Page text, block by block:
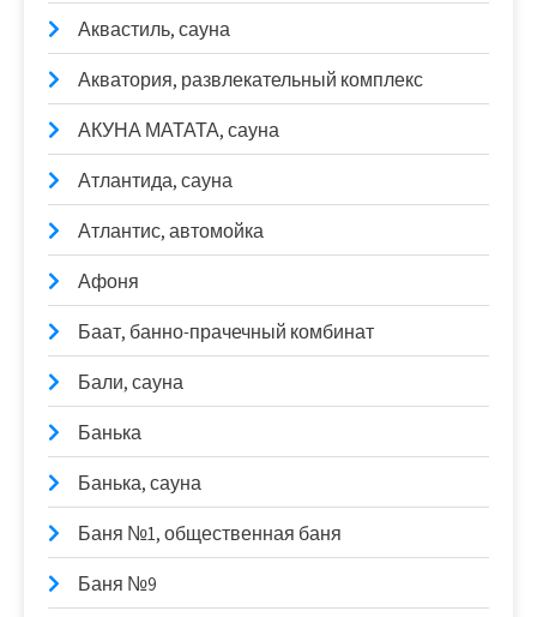
Аквастиль, сауна
Акватория, развлекательный комплекс
АКУНА МАТАТА, сауна
Атлантида, сауна
Атлантис, автомойка
Афоня
Баат, банно-прачечный комбинат
Бали, сауна
Банька
Банька, сауна
Баня №1, общественная баня
Баня №9